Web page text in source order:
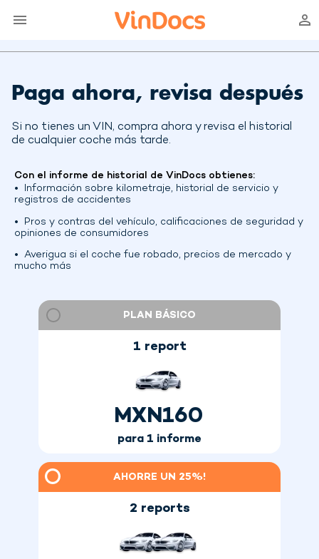
Paga ahora, revisa después
Si no tienes un VIN, compra ahora y revisa el historial
de cualquier coche más tarde.
Con el informe de historial de VinDocs obtienes:
Información sobre kilometraje, historial de servicio y
registros de accidentes
Pros y contras del vehículo, calificaciones de seguridad y
opiniones de consumidores
Averigua si el coche fue robado, precios de mercado y
mucho más
PLAN BÁSICO
1 report
MXN160
para 1 informe
AHORRE UN 25%!
2 reports